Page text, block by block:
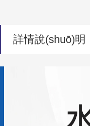
詳情說(shuō)明